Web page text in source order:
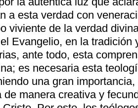
a esta verdad con
viviente de la verdad
Evangelio, en la tradición
ante todo, esta
es necesaria esta
una gran
de manera creativa y